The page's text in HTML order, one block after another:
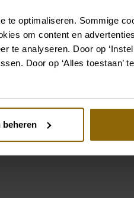
te optimaliseren. Sommige
om content en
analyseren. Door op
Door op ‘Alles toestaan’
beheren
Braut und Bräutigam
Kleid oder Hochzeitsanzug.
Zu den Accessoires
auch